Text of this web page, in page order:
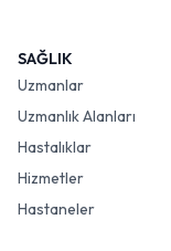
SAĞLIK
Uzmanlar
Uzmanlık Alanları
Hastalıklar
Hizmetler
Hastaneler